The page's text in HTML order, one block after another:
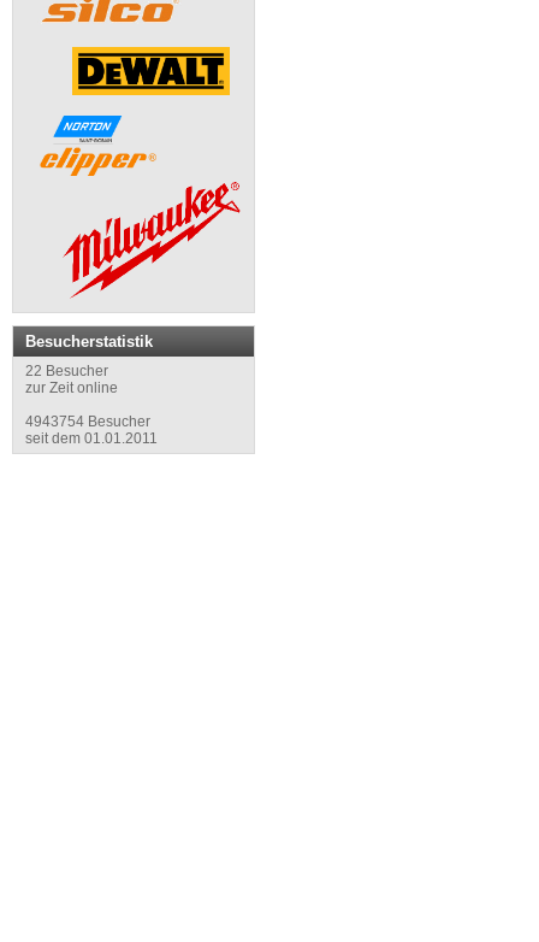
Besucherstatistik
22 Besucher
zur Zeit online
4943754 Besucher
seit dem 01.01.2011